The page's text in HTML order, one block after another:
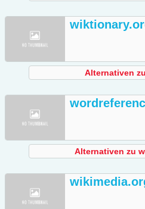
Alternativen
Alternativen zu